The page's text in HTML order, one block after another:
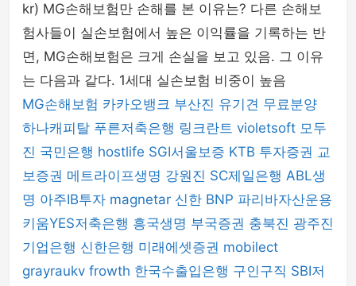
kr) MG손해보험만 손해를 본 이유는? 다른 손해보
험사들이 실손보험에서 높은 이익률을 기록하는 반
면, MG손해보험은 크게 손실을 보고 있음. 그 이유
는 다음과 같다. 1세대 실손보험 비중이 높음
MG손해보험 카카오뱅크 부산진 유기견 무료분양
하나캐피탈 푸른저축은행 링크란트 violetsoft 모두
진 국민은행 hostlife SGI서울보증 KTB 투자증권 교
보증권 메트라이프생명 강원진 SC제일은행 ABL생
명 아주IB투자 magnetar 신한 BNP 파리바자산운용
키움YES저축은행 흥국생명 부국증권 충북진 광주진
기업은행 신한은행 미래에셋증권 mobilect
grayraukv frowth 한국수출입은행 구인구직 SBI저